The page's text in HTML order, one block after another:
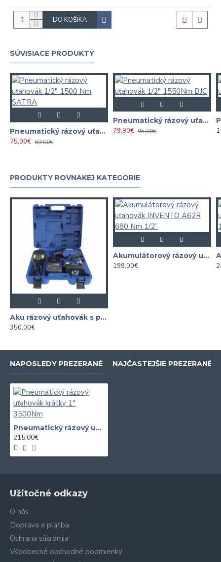
DO KOŠÍKA
SÚVISIACE PRODUKTY
Pneumatický rázový uťahovák 1/2" 1500 Nm SATRA
75,00€ 69,00€
Pneumatický rázový uťahovák 1/2" 1550Nm BJC
79,90€ 95,00€
PRODUKTY ROVNAKEJ KATEGÓRIE
Aku rázový uťahovák s poistným krúžkom 1/2" 1250Nm 18V Li-Ion 5,0Ah ASTA
350,00€
Akumulátorový rázový uťahovák INVENTO A62R 680 Nm 1/2”
199,00€
NAPOSLEDY PREZERANÉ NAJČASTEJŠIE PREZERANÉ
Pneumatický rázový uťahovák krátky 1" 3500Nm
215,00€
Užitočné odkazy
O nás
Doprava a platba
Ochrana súkromia
Všeobecné obchodné podmienky